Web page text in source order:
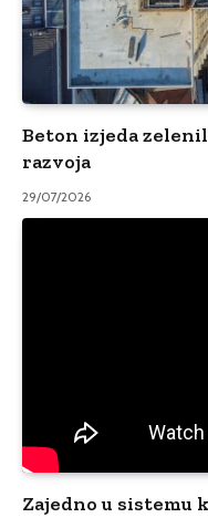
Beton izjeda
razvoja
29/07/2026
Zajedno u sistemu